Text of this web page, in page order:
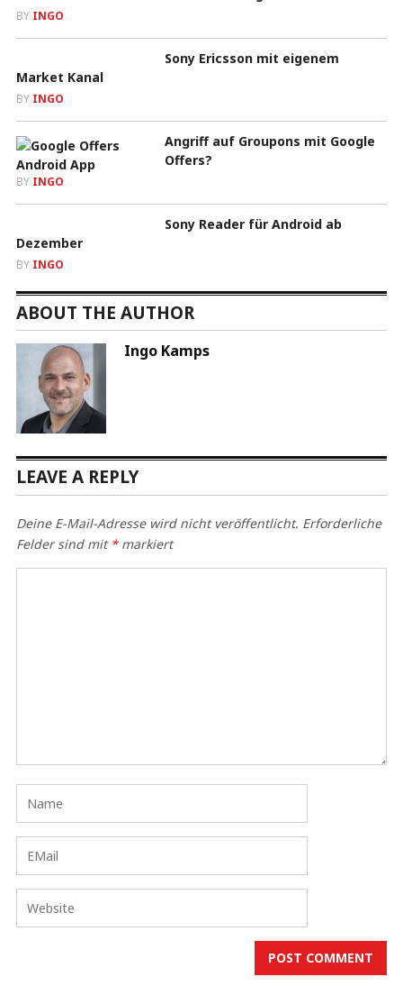
BY INGO
Sony Ericsson mit eigenem
Market Kanal
BY INGO
Angriff auf Groupons mit Google
Offers?
BY INGO
Sony Reader für Android ab
Dezember
BY INGO
ABOUT THE AUTHOR
Ingo Kamps
LEAVE A REPLY
Deine E-Mail-Adresse wird nicht veröffentlicht. Erforderliche
Felder sind mit *markiert